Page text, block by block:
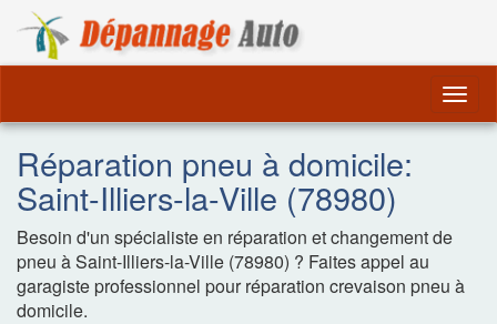
Réparation pneu à domicile:
Saint-Illiers-la-Ville (78980)
Besoin d'un spécialiste en réparation et changement de
pneu à Saint-Illiers-la-Ville (78980) ? Faites appel au
garagiste professionnel pour réparation crevaison pneu à
domicile.